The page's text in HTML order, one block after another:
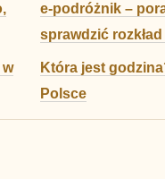
e-podróżnik –
sprawdzić
w
Która jest
Polsce